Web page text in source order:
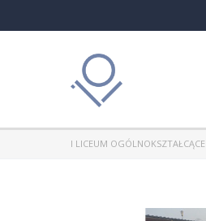
I LICEUM OGÓLNOKSZTAŁCĄCE